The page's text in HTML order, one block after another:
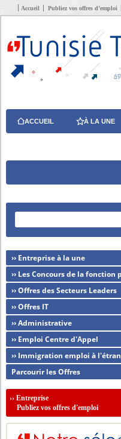
Accueil Publiez vos offres d’emploi
ACCUEIL À LA UNE
›› Entreprise à la une
›› Les Concours de la fonction
›› Offres des Secteurs Leaders
›› Offres IT
›› Administrative
›› Emploi Centre d'Appel
›› Immigration emploi à
Parcourir les Offres
››Entreprise
Publiez vos offres d'emploi